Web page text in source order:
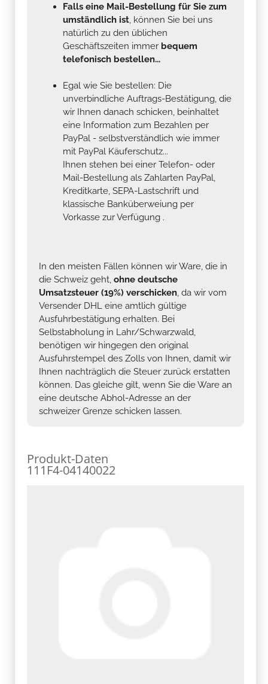
Falls eine Mail-Bestellung für Sie zum
umständlich ist, können Sie bei uns
natürlich zu den üblichen
Geschäftszeiten immer bequem
telefonisch bestellen...
Egal wie Sie bestellen: Die
unverbindliche Auftrags-Bestätigung, die
wir Ihnen danach schicken, beinhaltet
eine Information zum Bezahlen per
PayPal - selbstverständlich wie immer
mit PayPal Käuferschutz...
Ihnen stehen bei einer Telefon- oder
Mail-Bestellung als Zahlarten PayPal,
Kreditkarte, SEPA-Lastschrift und
klassische Banküberweiung per
Vorkasse zur Verfügung .
In den meisten Fällen können wir Ware, die in
die Schweiz geht, ohne deutsche
Umsatzsteuer (19%) verschicken, da wir vom
Versender DHL eine amtlich gültige
Ausfuhrbestätigung erhalten. Bei
Selbstabholung in Lahr/Schwarzwald,
benötigen wir hingegen den original
Ausfuhrstempel des Zolls von Ihnen, damit wir
Ihnen nachträglich die Steuer zurück erstatten
können. Das gleiche gilt, wenn Sie die Ware an
eine deutsche Abhol-Adresse an der
schweizer Grenze schicken lassen.
Produkt-Daten
111F4-04140022